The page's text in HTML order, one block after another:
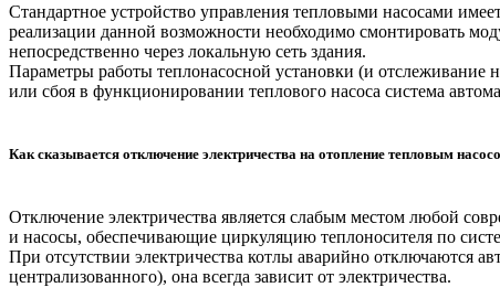
Стандартное устройство управления тепловыми насосами
реализации данной возможности необходимо смонтировать
непосредственно через локальную сеть здания.
Параметры работы теплонасосной установки (и отслеживание
или сбоя в функционировании теплового насоса система
Как сказывается отключение электричества на отопление тепловым
Отключение электричества является слабым местом любой
и насосы, обеспечивающие циркуляцию теплоносителя по
При отсутствии электричества котлы аварийно отключаются
централизованного), она всегда зависит от электричества.